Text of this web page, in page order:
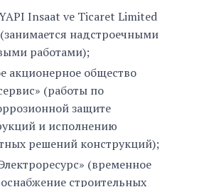
Insaat ve Ticaret Limited
надстроечными
работами);
акционерное общество
(работы по
защите
и исполнению
решений конструкций);
(временное
строительных